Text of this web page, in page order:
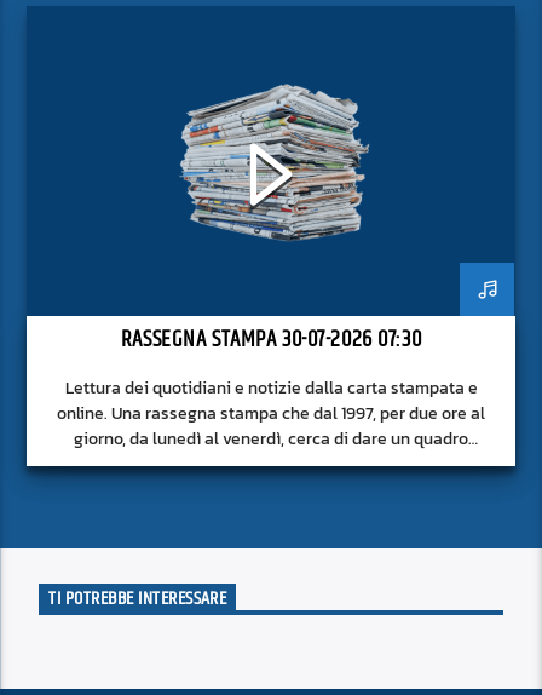
RASSEGNA STAMPA 30-07-2026 07:30
Lettura dei quotidiani e notizie dalla carta stampata e
online. Una rassegna stampa che dal 1997, per due ore al
giorno, da lunedì al venerdì, cerca di dare un quadro
approfondito delle notizie del giorno, senza fermarsi alla
TI POTREBBE INTERESSARE